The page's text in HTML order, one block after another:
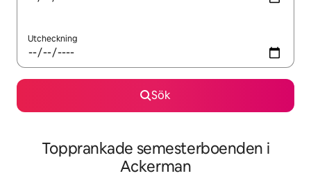
Utcheckning
Sök
Topprankade semesterboenden i
Ackerman